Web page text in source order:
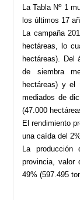
La Tabla No 1
los últimos 17
La campaña
hectáreas, lo
hectáreas). Del
de siembra
hectáreas) y el
mediados de
(47.000
El rendimiento
una caída del
La
provincia, valor
49% (597.495